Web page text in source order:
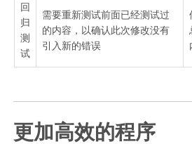
回
归
测
试
需要重新测试前面已经测试过
的内容，以确认此次修改没有
引入新的错误
更加高效的程序